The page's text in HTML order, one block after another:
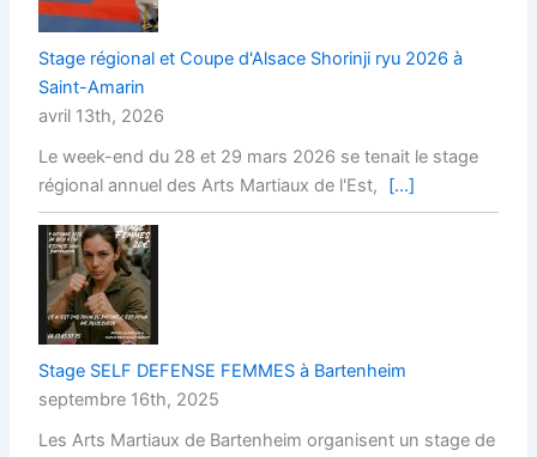
Stage régional et Coupe d'Alsace Shorinji ryu 2026 à
Saint-Amarin
avril 13th, 2026
Le week-end du 28 et 29 mars 2026 se tenait le stage
régional annuel des Arts Martiaux de l'Est,
[...]
Stage SELF DEFENSE FEMMES à Bartenheim
septembre 16th, 2025
Les Arts Martiaux de Bartenheim organisent un stage de